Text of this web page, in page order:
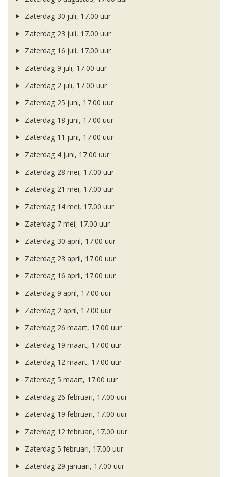
Zaterdag 30 juli, 17.00 uur
Zaterdag 23 juli, 17.00 uur
Zaterdag 16 juli, 17.00 uur
Zaterdag 9 juli, 17.00 uur
Zaterdag 2 juli, 17.00 uur
Zaterdag 25 juni, 17.00 uur
Zaterdag 18 juni, 17.00 uur
Zaterdag 11 juni, 17.00 uur
Zaterdag 4 juni, 17.00 uur
Zaterdag 28 mei, 17.00 uur
Zaterdag 21 mei, 17.00 uur
Zaterdag 14 mei, 17.00 uur
Zaterdag 7 mei, 17.00 uur
Zaterdag 30 april, 17.00 uur
Zaterdag 23 april, 17.00 uur
Zaterdag 16 april, 17.00 uur
Zaterdag 9 april, 17.00 uur
Zaterdag 2 april, 17.00 uur
Zaterdag 26 maart, 17.00 uur
Zaterdag 19 maart, 17.00 uur
Zaterdag 12 maart, 17.00 uur
Zaterdag 5 maart, 17.00 uur
Zaterdag 26 februari, 17.00 uur
Zaterdag 19 februari, 17.00 uur
Zaterdag 12 februari, 17.00 uur
Zaterdag 5 februari, 17.00 uur
Zaterdag 29 januari, 17.00 uur